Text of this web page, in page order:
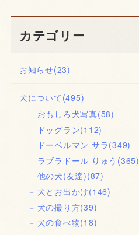
カテゴリー
お知らせ(23)
犬について (495)
おもしろ犬写真(58)
ドッグラン(112)
ドーベルマン サラ(349)
ラブラドール りゅう (365)
他の犬(友達)(87)
犬とお出かけ(146)
犬の撮り方(39)
犬の食べ物(18)